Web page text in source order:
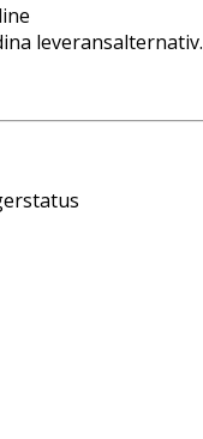
leveransalternativ.